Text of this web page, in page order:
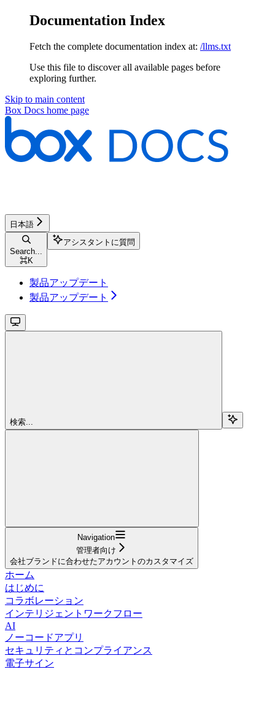
Documentation Index
Fetch the complete documentation index at: /llms.txt
Use this file to discover all available pages before
exploring further.
Skip to main content
Box Docs home page
日本語
Search...
⌘K
アシスタントに質問
製品アップデート
製品アップデート
検索...
Navigation
管理者向け
会社ブランドに合わせたアカウントのカスタマイズ
ホーム
はじめに
コラボレーション
インテリジェントワークフロー
AI
ノーコードアプリ
セキュリティとコンプライアンス
電子サイン